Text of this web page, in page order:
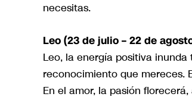
necesitas.
Leo (23 de julio – 22 de
Leo, la energía positiva
reconocimiento que mereces.
En el amor, la pasión